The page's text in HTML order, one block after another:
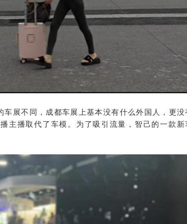
展不同，成都车展上基本没有什么外国人，更没
主播取代了车模。为了吸引流量，智己的一款新